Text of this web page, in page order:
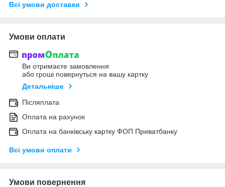
Всі умови доставки
Умови оплати
Ви отримаєте замовлення
або гроші повернуться на вашу картку
Детальніше
Післяплата
Оплата на рахунок
Оплата на банківську картку ФОП Приватбанку
Всі умови оплати
Умови повернення